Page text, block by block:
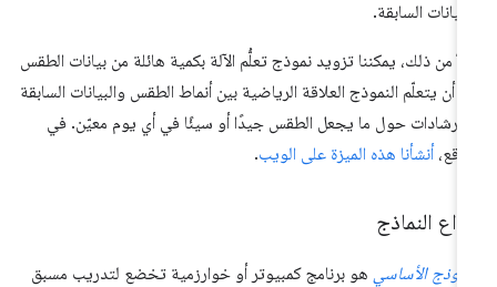
السابقة.
من ذلك، يمكننا تزويد نموذج تعلُّم الآلة بكمية هائلة من بيانات الطقس
أن يتعلّم النموذج العلاقة الرياضية بين أنماط الطقس والبيانات السابقة
حول ما يجعل الطقس جيدًا أو سيئًا في أي يوم معيّن. في
أنشأنا هذه الميزة على الويب.
النماذج
الأساسيهو برنامج كمبيوتر أو خوارزمية تخضع لتدريب مسبق